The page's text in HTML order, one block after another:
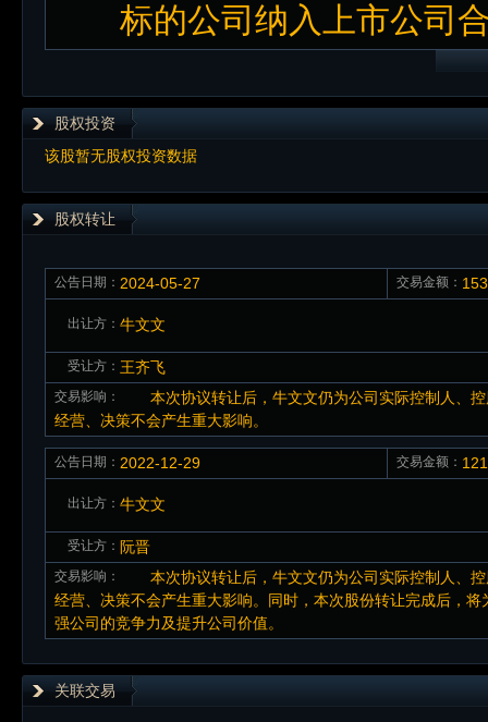
标的公司纳入上市公司
股权投资
该股暂无股权投资数据
股权转让
公告日期： 2024-05-27 交易金额：
出让方： 牛文文
受让方： 王齐飞
交易影响：
本次协议转让后，牛文文仍为公司实际控制人、控
经营、决策不会产生重大影响。
公告日期： 2022-12-29 交易金额：
出让方： 牛文文
受让方： 阮晋
交易影响：
本次协议转让后，牛文文仍为公司实际控制人、控
经营、决策不会产生重大影响。同时，本次股份转让完成后，
强公司的竞争力及提升公司价值。
关联交易